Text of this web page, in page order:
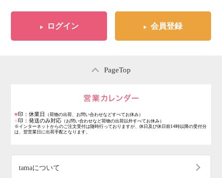
ログイン 会員登録
PageTop
■印：休業日 （荷物の出荷、お問い合わせなどすべてお休み）
■印：発送のみ対応 （お問い合わせなど荷物の出荷以外すべてお休み）
※インターネットからのご注文受付は随時行っておりますが、休日及び休日前14時以降の受付分
は、翌営業日に出荷手配となります。
tamaについて